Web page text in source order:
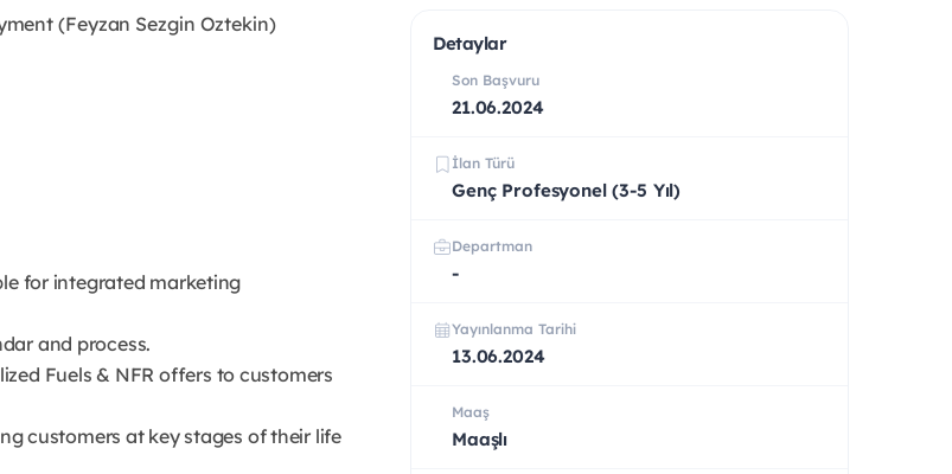
(Feyzan Sezgin Oztekin)
for integrated marketing
and process.
Fuels & NFR offers to customers
customers at key stages of their life
Detaylar
Son Başvuru
21.06.2024
İlan Türü
Genç Profesyonel (3-5 Yıl)
Departman
-
Yayınlanma Tarihi
13.06.2024
Maaş
Maaşlı